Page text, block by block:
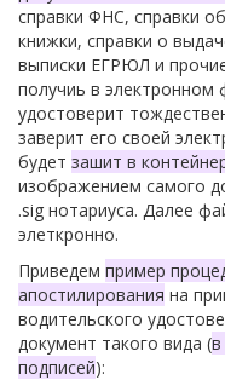
справки ФНС, справки
книжки, справки о
выписки ЕГРЮЛ и
получиь в электронном
удостоверит
заверит его своей
будет зашит в
изображением самого
.sig нотариуса. Далее
элеткронно.
Приведем пример
апостилирования на
водительского
документ такого вида (
подписей):